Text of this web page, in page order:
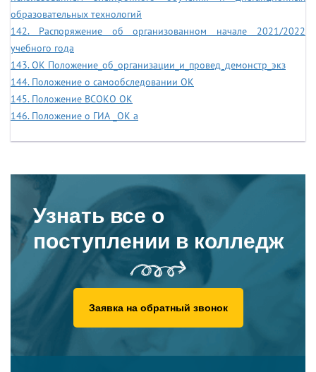
образовательных технологий
142. Распоряжение об организованном начале 2021/2022
учебного года
143. ОК Положение_об_организации_и_провед_демонстр_экз
144. Положение о самообследовании ОК
145. Положение ВСОКО ОК
146. Положение о ГИА _ОК a
Узнать все о
поступлении в колледж
Заявка на обратный звонок